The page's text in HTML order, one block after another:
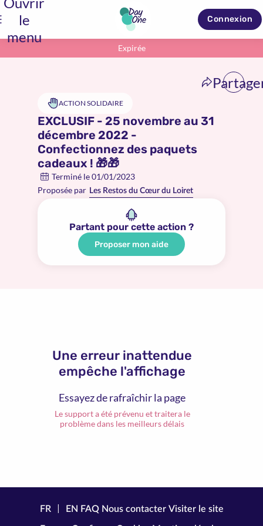
le
menu
Connexion
Expirée
ACTION SOLIDAIRE
EXCLUSIF - 25 novembre au 31
décembre 2022 -
Confectionnez des paquets
cadeaux ! 🎁🎁
Terminé le 01/01/2023
Proposée par Les Restos du Cœur du Loiret
Partant pour cette action ?
Proposer mon aide
Une erreur inattendue
empêche l'affichage
Essayez de rafraîchir la page
Le support a été prévenu et traitera le
problème dans les meilleurs délais
FR | EN FAQ Nous contacter Visiter le site